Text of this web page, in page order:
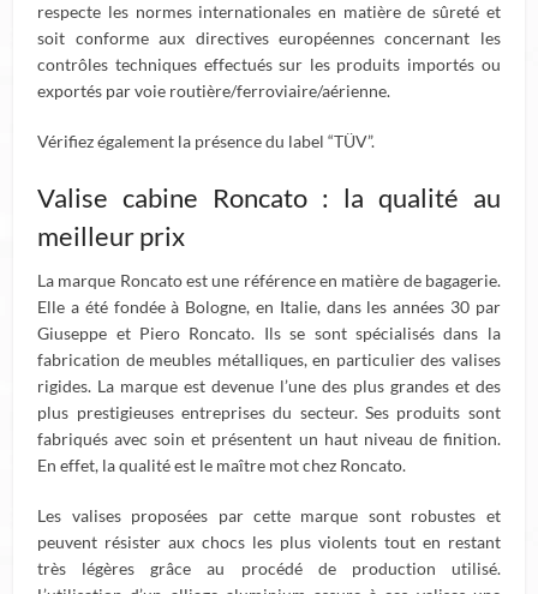
respecte les normes internationales en matière de sûreté et
soit conforme aux directives européennes concernant les
contrôles techniques effectués sur les produits importés ou
exportés par voie routière/ferroviaire/aérienne.
Vérifiez également la présence du label “TÜV”.
Valise cabine Roncato : la qualité au
meilleur prix
La marque Roncato est une référence en matière de bagagerie.
Elle a été fondée à Bologne, en Italie, dans les années 30 par
Giuseppe et Piero Roncato. Ils se sont spécialisés dans la
fabrication de meubles métalliques, en particulier des valises
rigides. La marque est devenue l’une des plus grandes et des
plus prestigieuses entreprises du secteur. Ses produits sont
fabriqués avec soin et présentent un haut niveau de finition.
En effet, la qualité est le maître mot chez Roncato.
Les valises proposées par cette marque sont robustes et
peuvent résister aux chocs les plus violents tout en restant
très légères grâce au procédé de production utilisé.